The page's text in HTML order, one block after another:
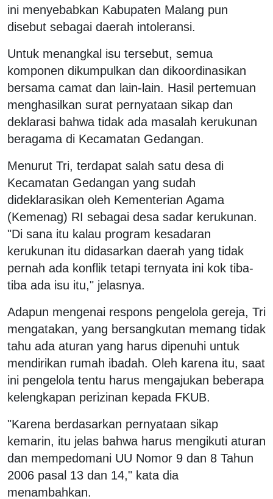
ini menyebabkan Kabupaten Malang pun
disebut sebagai daerah intoleransi.
Untuk menangkal isu tersebut, semua
komponen dikumpulkan dan dikoordinasikan
bersama camat dan lain-lain. Hasil pertemuan
menghasilkan surat pernyataan sikap dan
deklarasi bahwa tidak ada masalah kerukunan
beragama di Kecamatan Gedangan.
Menurut Tri, terdapat salah satu desa di
Kecamatan Gedangan yang sudah
dideklarasikan oleh Kementerian Agama
(Kemenag) RI sebagai desa sadar kerukunan.
"Di sana itu kalau program kesadaran
kerukunan itu didasarkan daerah yang tidak
pernah ada konflik tetapi ternyata ini kok tiba-
tiba ada isu itu," jelasnya.
Adapun mengenai respons pengelola gereja, Tri
mengatakan, yang bersangkutan memang tidak
tahu ada aturan yang harus dipenuhi untuk
mendirikan rumah ibadah. Oleh karena itu, saat
ini pengelola tentu harus mengajukan beberapa
kelengkapan perizinan kepada FKUB.
"Karena berdasarkan pernyataan sikap
kemarin, itu jelas bahwa harus mengikuti aturan
dan mempedomani UU Nomor 9 dan 8 Tahun
2006 pasal 13 dan 14," kata dia
menambahkan.